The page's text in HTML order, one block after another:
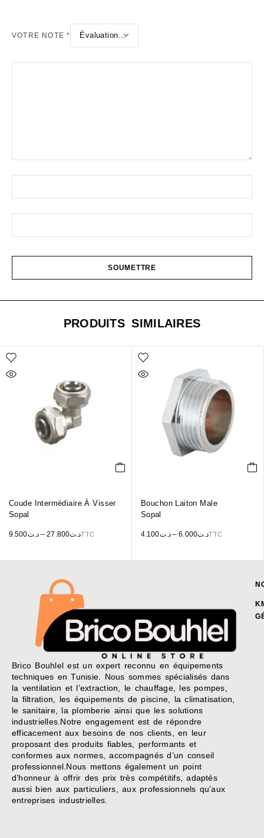
VOTRE NOTE*
PRODUITS SIMILAIRES
Coude Intermédiaire À Visser
Sopal
د.ت9.500 – د.ت27.800 TTC
Bouchon Laiton Male
Sopal
د.ت4.100 – د.ت6.000 TTC
Brico Bouhlel est un expert reconnu en équipements
techniques en Tunisie. Nous sommes spécialisés dans
la ventilation et l’extraction, le chauffage, les pompes,
la filtration, les équipements de piscine, la climatisation,
le sanitaire, la plomberie ainsi que les solutions
industrielles.Notre engagement est de répondre
efficacement aux besoins de nos clients, en leur
proposant des produits fiables, performants et
conformes aux normes, accompagnés d’un conseil
professionnel.Nous mettons également un point
d’honneur à offrir des prix très compétitifs, adaptés
aussi bien aux particuliers, aux professionnels qu’aux
entreprises industrielles.